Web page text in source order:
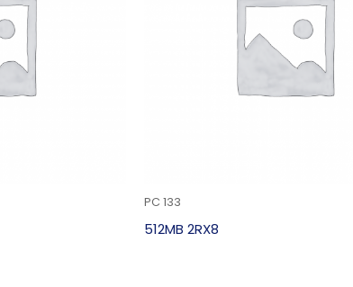
PC 133
512MB 2RX8